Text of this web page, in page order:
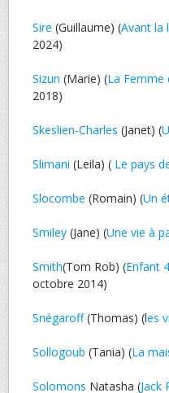
Sire (Guillaume) (Avant la
2024)
Sizun (Marie) (La Femme
2018)
Skeslien-Charles (Janet) (
Slimani (Leila) ( Le pays
Slocombe (Romain) (Un
Smiley (Jane) (Une vie à
Smith(Tom Rob) (Enfant
octobre 2014)
Snégaroff(Thomas) (les
Sollogoub (Tania) (La
Solomons Natasha (Jack